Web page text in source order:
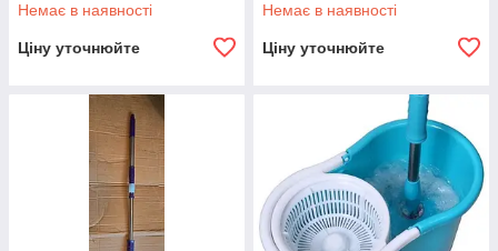
Немає в наявності
Ціну уточнюйте
Немає в наявності
Ціну уточнюйте